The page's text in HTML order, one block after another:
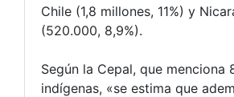
Chile (1,8 millones, 11%) y
(520.000, 8,9%).
Según la Cepal, que menciona
indígenas, «se estima que